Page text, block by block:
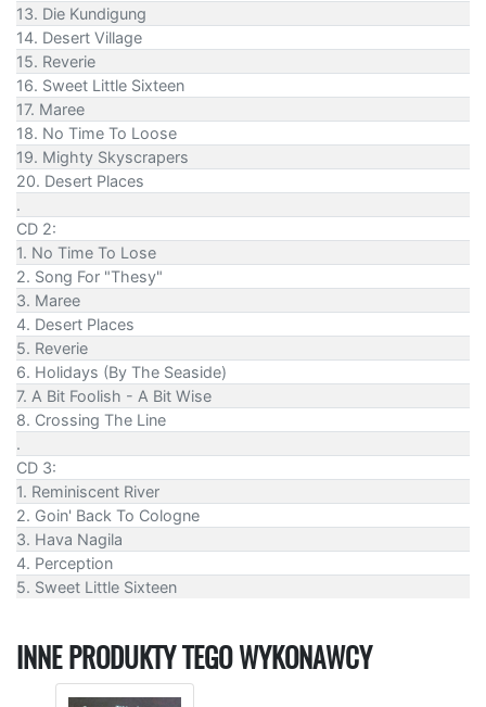
13. Die Kundigung
14. Desert Village
15. Reverie
16. Sweet Little Sixteen
17. Maree
18. No Time To Loose
19. Mighty Skyscrapers
20. Desert Places
.
CD 2:
1. No Time To Lose
2. Song For "Thesy"
3. Maree
4. Desert Places
5. Reverie
6. Holidays (By The Seaside)
7. A Bit Foolish - A Bit Wise
8. Crossing The Line
.
CD 3:
1. Reminiscent River
2. Goin' Back To Cologne
3. Hava Nagila
4. Perception
5. Sweet Little Sixteen
INNE PRODUKTY TEGO WYKONAWCY